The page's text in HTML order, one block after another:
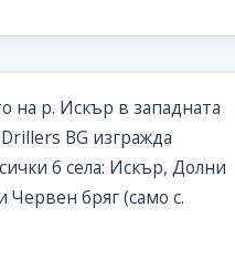
р. Искър в западната
BG изгражда
6 села: Искър, Долни
бряг (само с.